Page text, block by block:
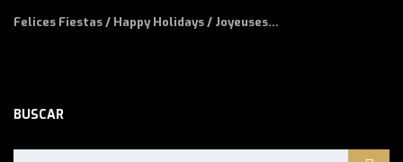
Felices Fiestas / Happy Holidays / Joyeuses...
BUSCAR